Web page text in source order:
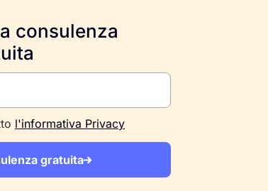
consulenza
l'informativa Privacy
gratuita